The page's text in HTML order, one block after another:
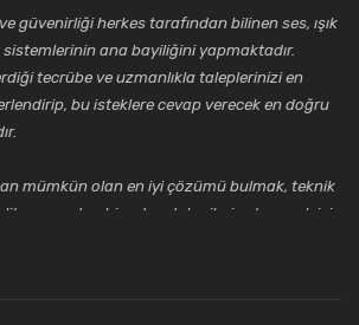
herkes tarafından bilinen ses, ışık
ana bayiliğini yapmaktadır.
tecrübe ve uzmanlıkla taleplerinizi en
bu isteklere cevap verecek en doğru
mümkün olan en iyi çözümü bulmak, teknik
açısından bir adım daha ileriye taşımak için